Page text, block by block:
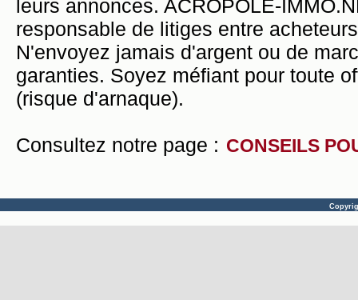
leurs annonces. ACROPOLE-
responsable de litiges entre
N'envoyez jamais d'argent ou de
garanties. Soyez méfiant pour toute
(risque d'arnaque).
Consultez notre page : CONSEILS